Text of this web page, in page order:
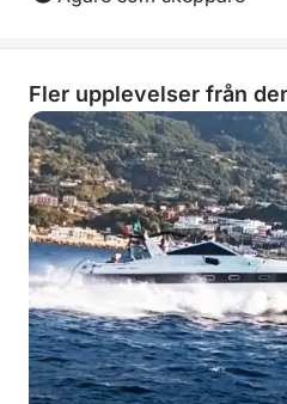
Fler upplevelser från